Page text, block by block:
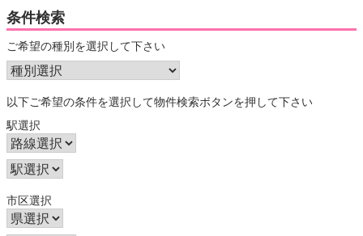
条件検索
ご希望の種別を選択して下さい
以下ご希望の条件を選択して物件検索ボタンを押して下さい
駅選択
市区選択